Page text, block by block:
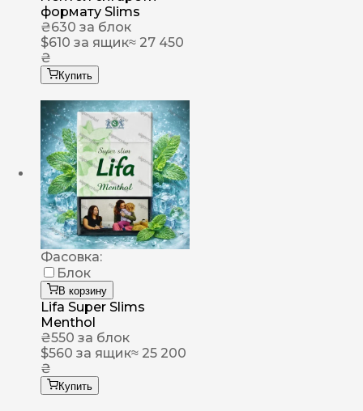
формату Slims
₴630 за блок
$610 за ящик≈ 27 450
₴
Купить
Фасовка:
Блок
В корзину
Lifa Super Slims
Menthol
₴550 за блок
$560 за ящик≈ 25 200
₴
Купить